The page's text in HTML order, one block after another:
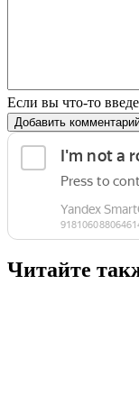
Если вы что-то
Добавить
Читайте